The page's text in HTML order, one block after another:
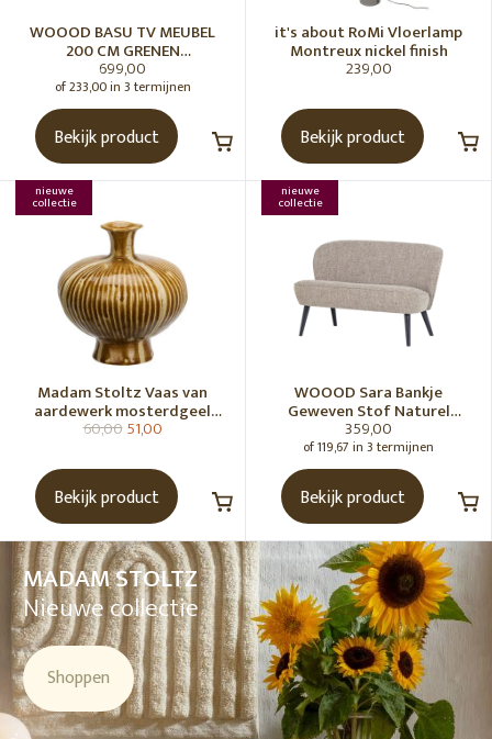
WOOOD BASU TV MEUBEL
200 CM GRENEN
BORDEAUXROOD [fsc]
699,00
of 233,00 in 3 termijnen
Bekijk product
it's about RoMi Vloerlamp
Montreux nickel finish
239,00
Bekijk product
nieuwe
collectie
Madam Stoltz Vaas van
aardewerk mosterdgeel
naturel
60,0051,00
Bekijk product
nieuwe
collectie
WOOOD Sara Bankje
Geweven Stof Naturel
Melange [Fsc]
359,00
of 119,67 in 3 termijnen
Bekijk product
MADAM STOLTZ
Nieuwe collectie
Shoppen